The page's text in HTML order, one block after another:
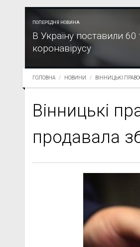
ПОПЕРЕДНЯ НОВИНА
В Україну поставили 60
коронавірусу
ГОЛОВНА НОВИНИ ВІННИЦЬКІ
Вінницькі
продавала